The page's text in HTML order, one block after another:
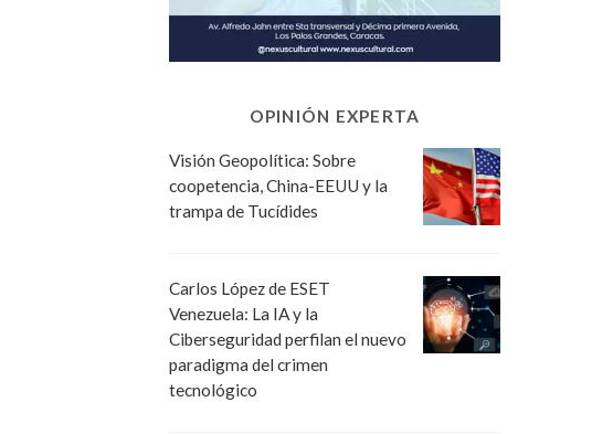
OPINIÓN EXPERTA
Visión Geopolítica: Sobre
coopetencia, China-EEUU y la
trampa de Tucídides
Carlos López de ESET
Venezuela: La IA y la
Ciberseguridad perfilan el nuevo
paradigma del crimen
tecnológico